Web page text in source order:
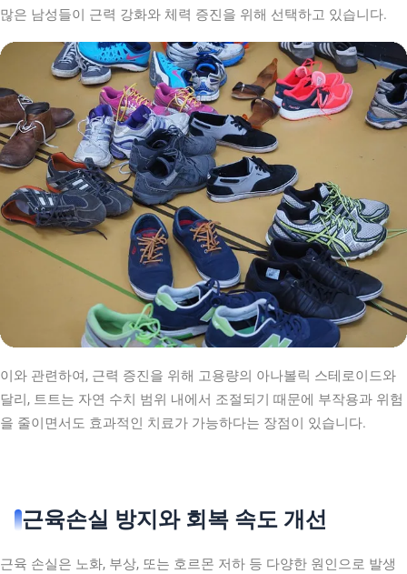
많은 남성들이 근력 강화와 체력 증진을 위해 선택하고 있습니다.
이와 관련하여, 근력 증진을 위해 고용량의 아나볼릭 스테로이드와
달리, 트트는 자연 수치 범위 내에서 조절되기 때문에 부작용과 위험
을 줄이면서도 효과적인 치료가 가능하다는 장점이 있습니다.
근육손실 방지와 회복 속도 개선
근육 손실은 노화, 부상, 또는 호르몬 저하 등 다양한 원인으로 발생